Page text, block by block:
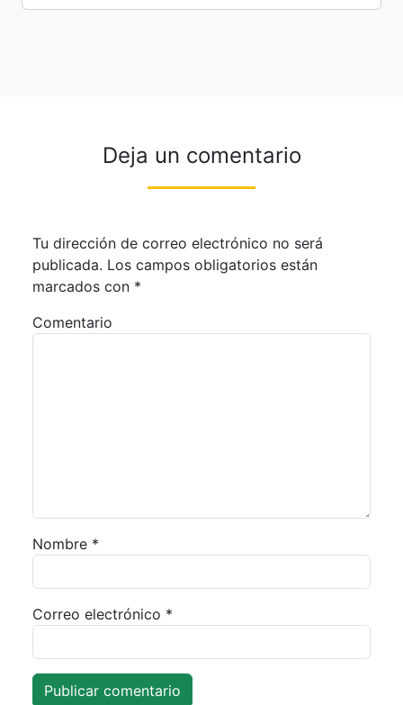
Deja un comentario
Tu dirección de correo electrónico no será
publicada. Los campos obligatorios están
marcados con *
Comentario
Nombre *
Correo electrónico *